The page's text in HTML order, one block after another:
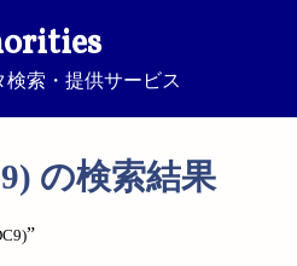
索・提供サービス
の検索結果
”